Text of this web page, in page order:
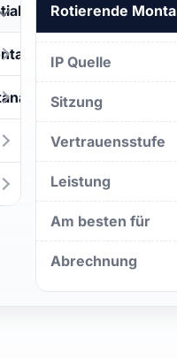
Rotierende
IP Quelle
Sitzung
Vertrauensstufe
Leistung
Am besten für
Abrechnung